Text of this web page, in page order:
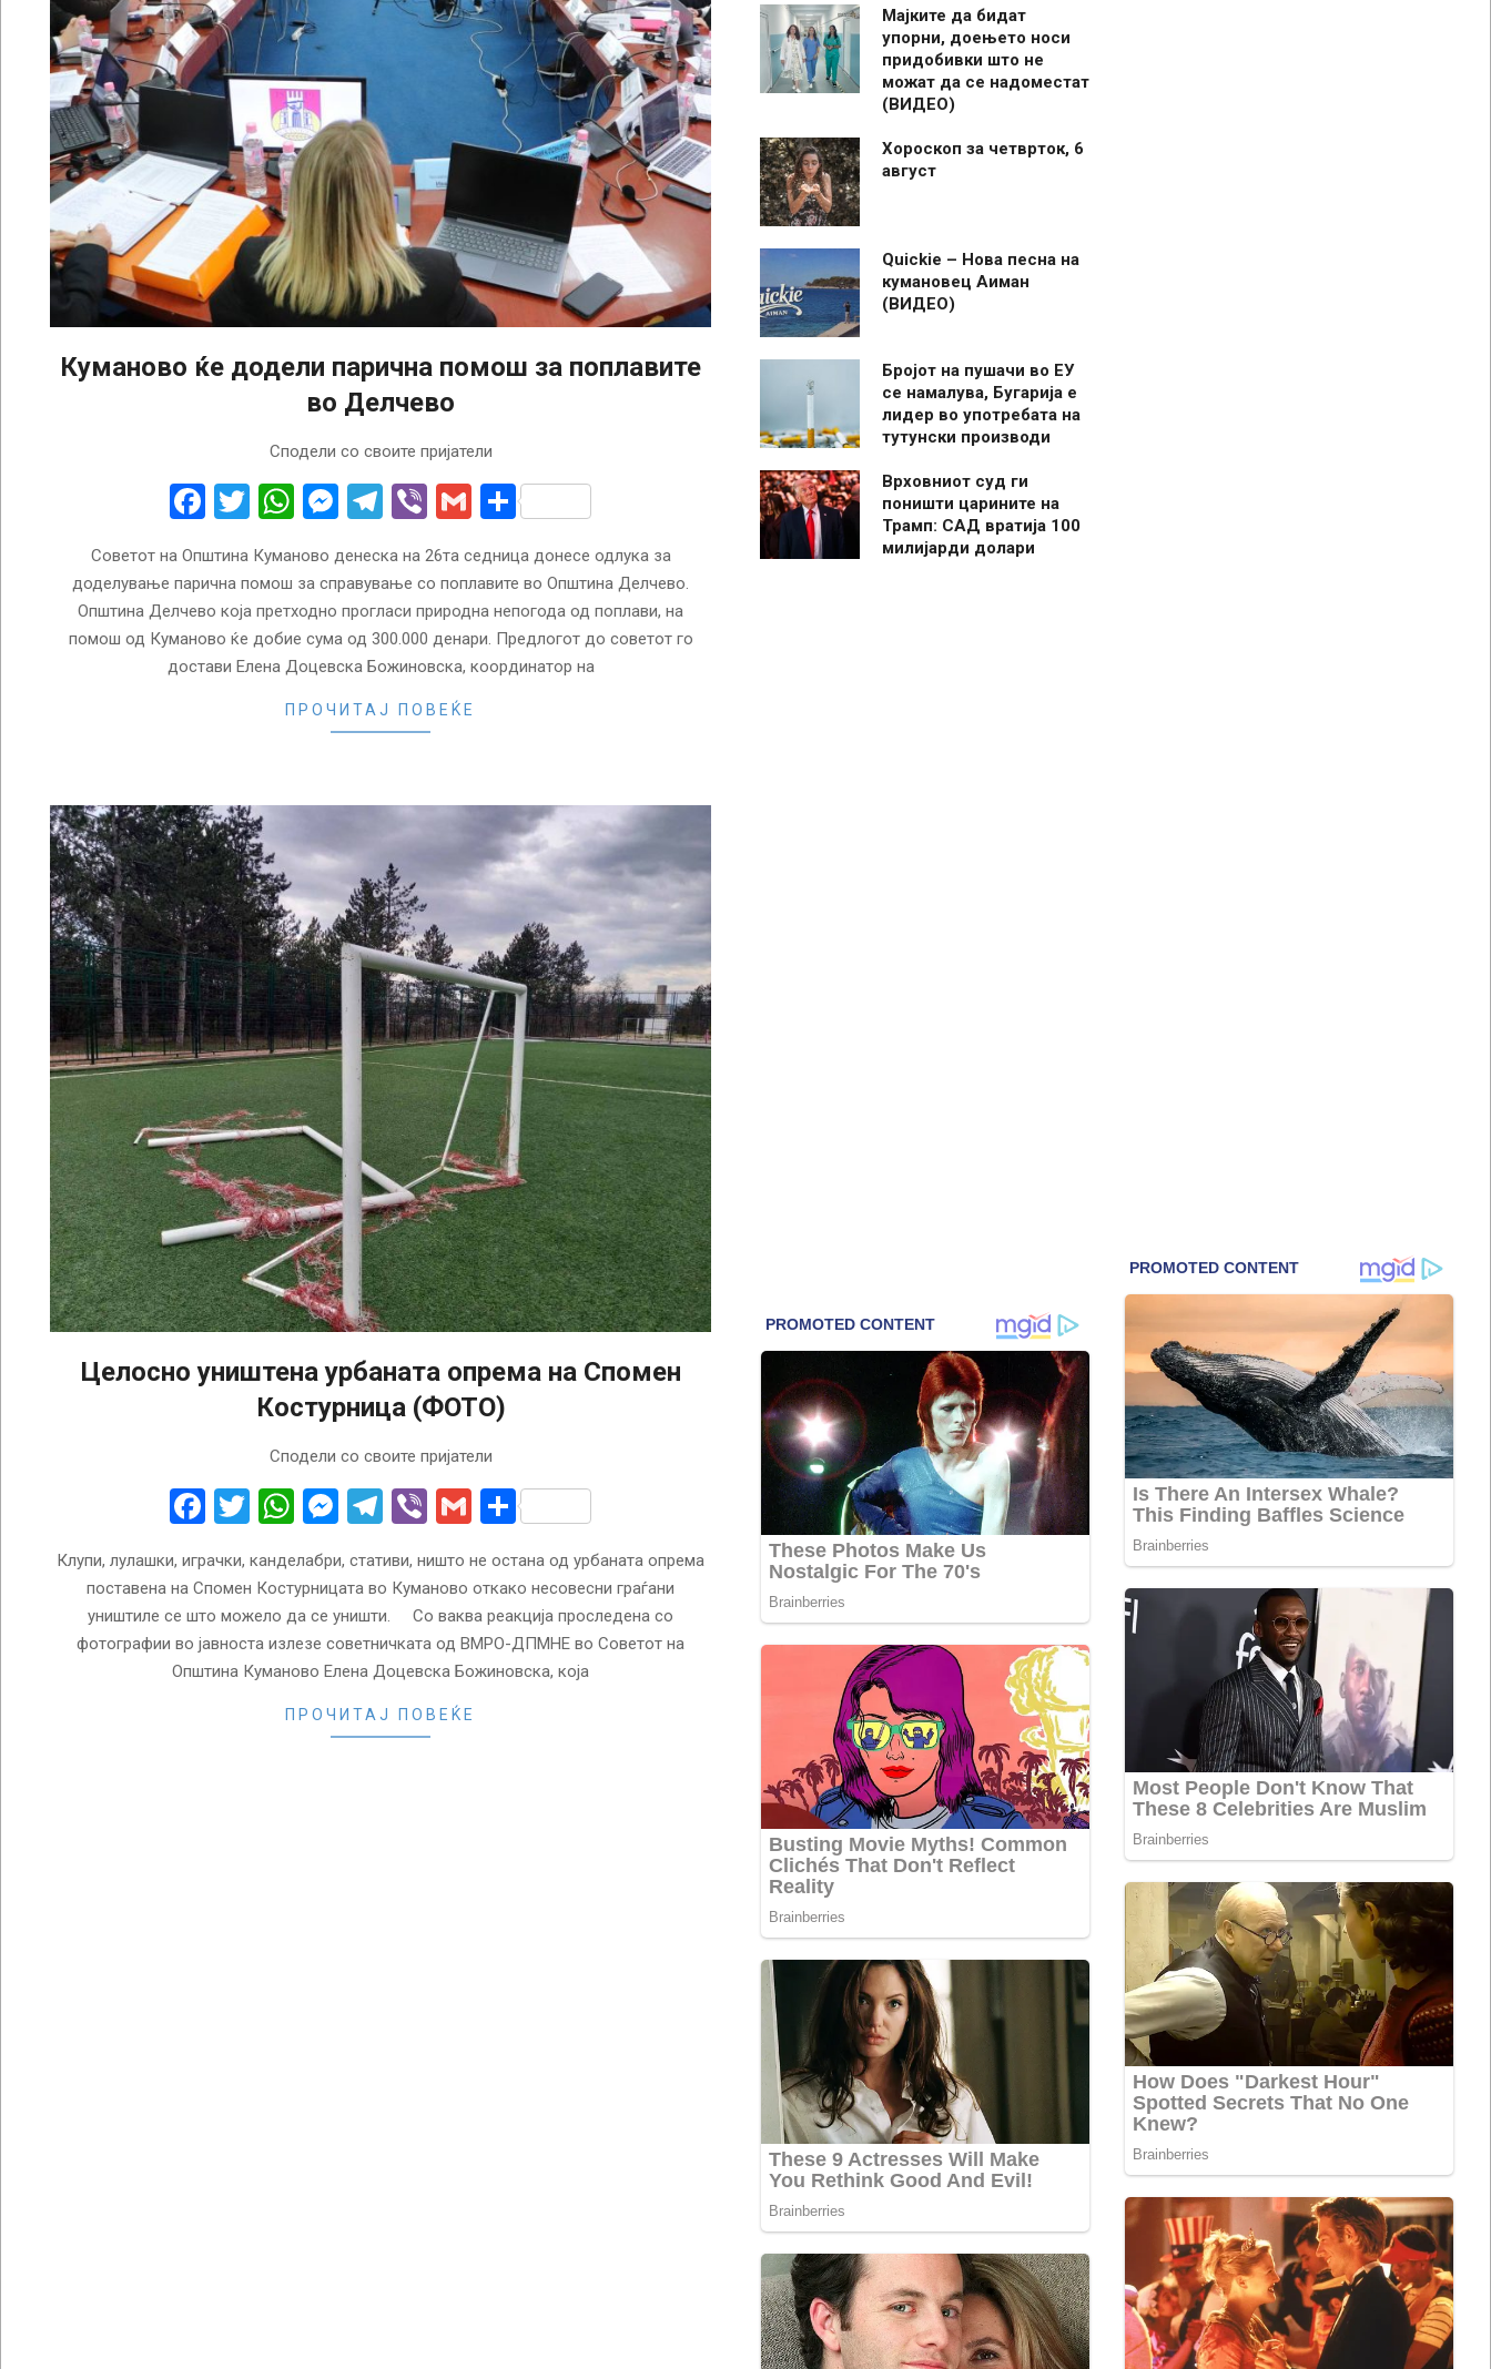
Куманово ќе додели парична помош за поплавите
во Делчево
Сподели со своите пријатели
Facebook
Twitter
WhatsApp
Messenger
Telegram
ViberGmailShare
Советот на Општина Куманово денеска на 26та седница донесе одлука за
доделување парична помош за справување со поплавите во Општина Делчево.
Општина Делчево која претходно прогласи природна непогода од поплави, на
помош од Куманово ќе добие сума од 300.000 денари. Предлогот до советот го
достави Елена Доцевска Божиновска, координатор на
ПРОЧИТАЈ ПОВЕЌЕ
Целосно уништена урбаната опрема на Спомен
Костурница (ФОТО)
Сподели со своите пријатели
Facebook
Twitter
WhatsApp
Messenger
Telegram
ViberGmailShare
Клупи, лулашки, играчки, канделабри, стативи, ништо не остана од урбаната опрема
поставена на Спомен Костурницата во Куманово откако несовесни граѓани
уништиле се што можело да се уништи. Со ваква реакција проследена со
фотографии во јавноста излезе советничката од ВМРО-ДПМНЕ во Советот на
Општина Куманово Елена Доцевска Божиновска, која
ПРОЧИТАЈ ПОВЕЌЕ
Мајките да бидат
упорни, доењето носи
придобивки што не
можат да се надоместат
(ВИДЕО)
Хороскоп за четврток, 6
август
Quickie – Нова песна на
кумановец Аиман
(ВИДЕО)
Бројот на пушачи во ЕУ
се намалува, Бугарија е
лидер во употребата на
тутунски производи
Врховниот суд ги
поништи царините на
Трамп: САД вратија 100
милијарди долари